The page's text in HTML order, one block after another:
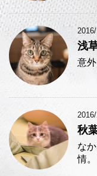
浅
意
秋
な
情。